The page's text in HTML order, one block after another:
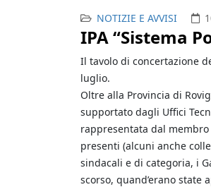
NOTIZIE E AVVISI
IPA “Sistema
Il tavolo di concertazione
luglio.
Oltre alla Provincia di
supportato dagli Uffici
rappresentata dal
presenti (alcuni anche
sindacali e di categoria, i
scorso, quand’erano state